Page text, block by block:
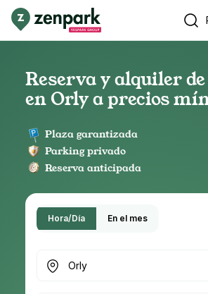
Reserva y alquiler
en Orly a precios
Plaza garantizada
Parking privado
Reserva anticipada
Hora/Día En el mes
¿Dónde buscas parking?